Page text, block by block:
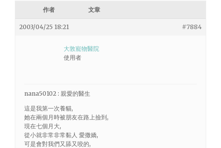
作者 文章
2003/04/25 18:21 #7884
大敦寵物醫院
使用者
nana50102 : 親愛的醫生
這是我第一次養貓,
她在兩個月時被朋友在路上撿到,
現在七個月大,
從小就非常非常黏人 愛撒嬌,
可是會對我們又舔又咬的,